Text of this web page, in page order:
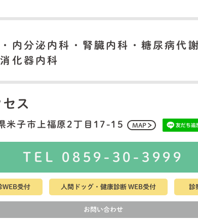
内分泌内科・腎臓内科・糖尿病代
化器内科
セス
米子市上福原2丁目17-15 MAP
TEL 0859-30-3999
WEB受付 人間ドッグ・健康診断 WEB受付 診
お問い合わせ